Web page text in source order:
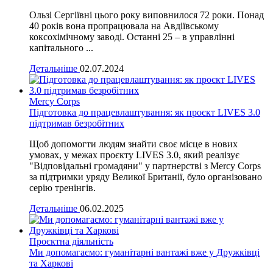
Ользі Сергіївні цього року виповнилося 72 роки. Понад
40 років вона пропрацювала на Авдіївському
коксохімічному заводі. Останні 25 – в управлінні
капітального ...
Детальніше 02.07.2024
Mercy Corps
Підготовка до працевлаштування: як проєкт LIVES 3.0
підтримав безробітних
Щоб допомогти людям знайти своє місце в нових
умовах, у межах проєкту LIVES 3.0, який реалізує
"Відповідальні громадяни" у партнерстві з Mercy Corps
за підтримки уряду Великої Британії, було організовано
серію тренінгів.
Детальніше 06.02.2025
Проєктна діяльність
Ми допомагаємо: гуманітарні вантажі вже у Дружківці
та Харкові